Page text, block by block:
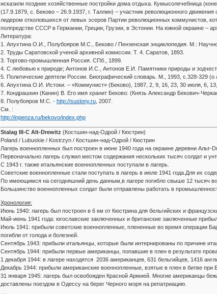
исказили поздние хозяйственные постройки дома отдыха. Кумысолечебница
(17.9.1879, с. Беково – 26.9.1937, г. Таллин) – участник революционного
лидером отколовшихся от левых эсеров Партии революционных коммунистов,
полпредстве СССР в Германии, Греции, Грузии, в Эстонии. На южной окраине –
Литература:
1. Апухтина О.И., Полубояров М.С., Беково / Пензенская энциклопедия. М.:
2. Труды Саратовской ученой архивной комиссии. Т. 4. Саратов, 1893.
3. Торгово-промышленная Россия. СПб., 1899.
4. С любовью к природе; Антонов И.С., Антонов Е.И. Памятники природы и
5. Политические деятели России. Биографический словарь. М., 1993, с.328-329 (о
6. Апухтина О.И. Истоки. – «Коммунист» (Беково), 1987, 2, 9, 16, 23, 30 июля, 6, 13,
7. Кондрашкин (Канин) В. Его имя хранит Беково: (Князь Александр Бекович-
8. Полубояров М.С. - http://suslony.ru, 2007.
См. :
http://inpenza.ru/bekovo/index.php
Stalag III-C Alt-Drewitz (Костшин-над-Одрой / Кюстрин)
Poland / Lubuskie / Kostrzyn / Костшин-над-Одрой / Кюстрин
Лагерь военнопленных был построен в июне 1940 года на окраине деревни
Первоначально лагерь служил местом содержания нескольких тысяч солдат и
С 1943 г. также итальянские военнопленных поступали в лагерь.
Советские военнопленные стали поступать в лагерь в июле 1941 года.Для их
По имеющимся на сегодняшний день данным,в лагере погибло свыше 12 тысяч
Большинство военнопленных солдат были отправлены работать в
Хронология:
Июнь 1940: лагерь был построен в 6 км от Кюстрина для бельгийских и
Май-июнь 1941 года: югославские заключенных и британские заключенные
Июль 1941: прибыли советские военнопленные, плененные во время операции
погибли от голода и болезней.
Сентябрь 1943: прибыли итальянцы, которые были интернированы по причине
Сентябрь 1944: прибыли первые американцы, попавшие в плен в результате
1 декабря 1944: в лагере находятся 2036 американцев, 631 бельгийцев, 1416
Декабрь 1944: прибыли американские военнопленные, взятые в плен в битве при
31 января 1945: лагерь был освобожден Красной Армией. Многие американцы
доставлены поездом в Одессу на берег Черного моря на репатриацию.